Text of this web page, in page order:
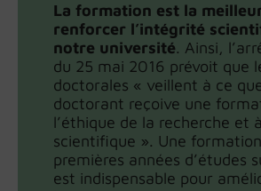
La formation est la
renforcer l’intégrité
notre université. Ainsi,
du 25 mai 2016 prévoit que
doctorales « veillent à ce
doctorant reçoive une
l’éthique de la recherche et
scientifique ». Une
premières années d’études
est indispensable pour